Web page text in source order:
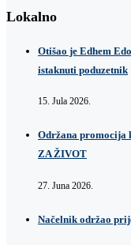
Lokalno
Otišao je Edhem
istaknuti poduzetnik
15. Jula 2026.
Održana
ZA ŽIVOT
27. Juna 2026.
Načelnik održao